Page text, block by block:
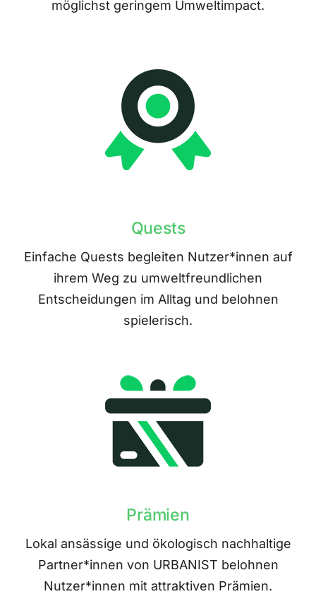
möglichst geringem Umweltimpact.
Quests
Einfache Quests begleiten Nutzer*innen auf
ihrem Weg zu umweltfreundlichen
Entscheidungen im Alltag und belohnen
spielerisch.
Prämien
Lokal ansässige und ökologisch nachhaltige
Partner*innen von URBANIST belohnen
Nutzer*innen mit attraktiven Prämien.